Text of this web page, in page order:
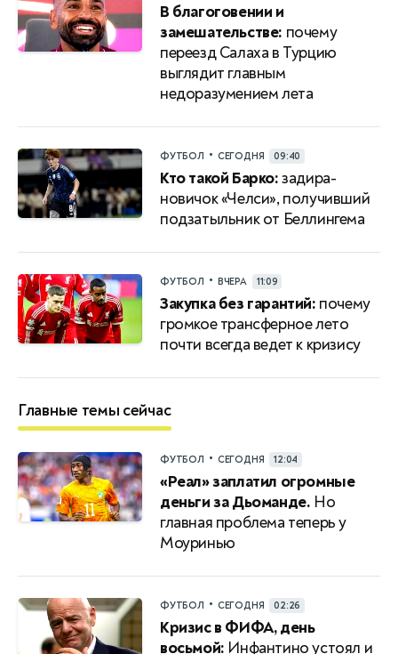
В благоговении и
замешательстве: почему
переезд Салаха в Турцию
выглядит главным
недоразумением лета
ФУТБОЛ • СЕГОДНЯ 09:40
Кто такой Барко:задира-
новичок «Челси», получивший
подзатыльник от Беллингема
ФУТБОЛ • ВЧЕРА 11:09
Закупка без гарантий: почему
громкое трансферное лето
почти всегда ведет к кризису
Главные темы сейчас
ФУТБОЛ • СЕГОДНЯ 12:04
«Реал» заплатил огромные
деньги за Дьоманде. Но
главная проблема теперь у
Моуринью
ФУТБОЛ • СЕГОДНЯ 02:26
Кризис в ФИФА, день
восьмой: Инфантино устоял и